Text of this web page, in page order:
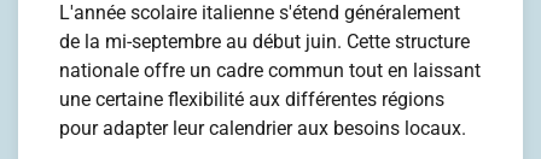
L'année scolaire italienne s'étend généralement
de la mi-septembre au début juin. Cette structure
nationale offre un cadre commun tout en laissant
une certaine flexibilité aux différentes régions
pour adapter leur calendrier aux besoins locaux.